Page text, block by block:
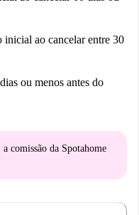
inicial ao cancelar entre 30
ou menos antes do
comissão da Spotahome